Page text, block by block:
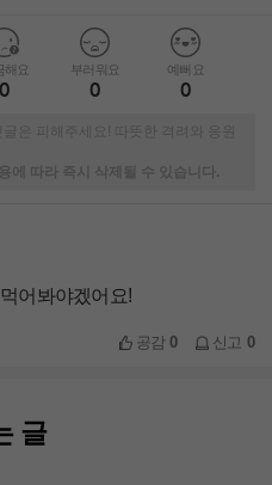
해요
0
부러워요
0
예뻐요
0
은 피해주세요! 따뜻한 격려와 응원
에 따라 즉시 삭제될 수 있습니다.
어봐야겠어요!
공감0 신고 0
글